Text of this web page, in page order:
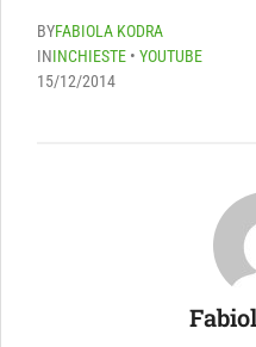
BYFABIOLA KODRA
ININCHIESTE • YOUTUBE
15/12/2014